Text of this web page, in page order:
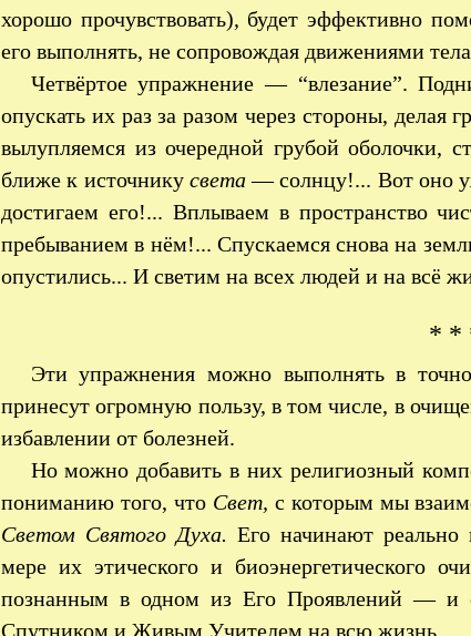
хорошо прочувствовать), будет эффективно
его выполнять, не сопровождая движениями
Четвёртое упражнение — “влезание”.
опускать их раз за разом через стороны,
вылупляемся из очередной грубой оболочки,
ближе к источнику света— солнцу!... Вот оно
достигаем его!... Вплываем в пространство
пребыванием в нём!... Спускаемся снова на
опустились... И светим на всех людей и на всё
* *
Эти упражнения можно выполнять в
принесут огромную пользу, в том числе, в
избавлении от болезней.
Но можно добавить в них религиозный
пониманию того, что Свет, с которым мы
Светом Святого Духа. Его начинают
мере их этического и биоэнергетического
познанным в одном из Его Проявлений — и
Спутником и Живым Учителем на всю жизнь.